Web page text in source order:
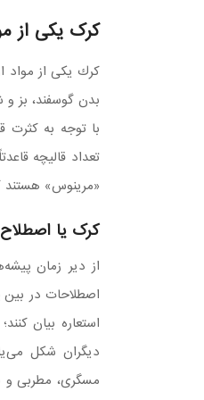
کرک یکی از
كرك یكی از مواد
بدن گوسفند، بز
با توجه به كثرت
تعداد قالیچه
«مرینوس» هستند
کرک یا
از دیر زمان
اصطلاحات در
استعاره بیان
دیگران شکل
مسگری، مطربی و